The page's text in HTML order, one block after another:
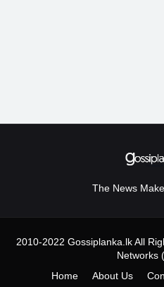
The News
2010-2022 Gossiplanka.lk All
Networks
Home
About Us